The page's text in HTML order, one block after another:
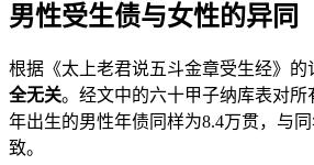
男性受生债与女性的异同
根据《太上老君说五斗金章受生经》的
全无关。经文中的六十甲子纳库表对所
年出生的男性年债同样为8.4万贯，与
致。